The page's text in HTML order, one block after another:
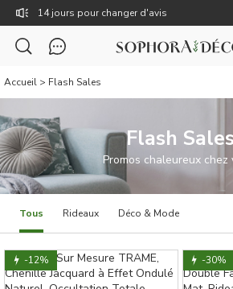
Livraison gratuite dès 59€
TTC : Prix incluant toutes les taxes, dont la
Accueil > Flash Sales
Flash Sales
Promos chaleureux chez
Tous Rideaux Déco & Mode
-12% -30%